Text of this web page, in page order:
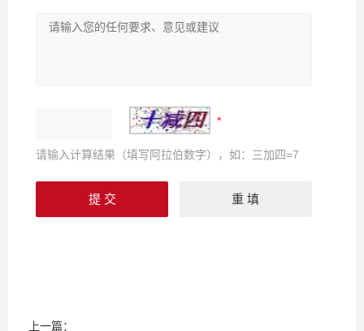
请输入计算结果（填写阿拉伯数字），如：三加四=7
上一篇：